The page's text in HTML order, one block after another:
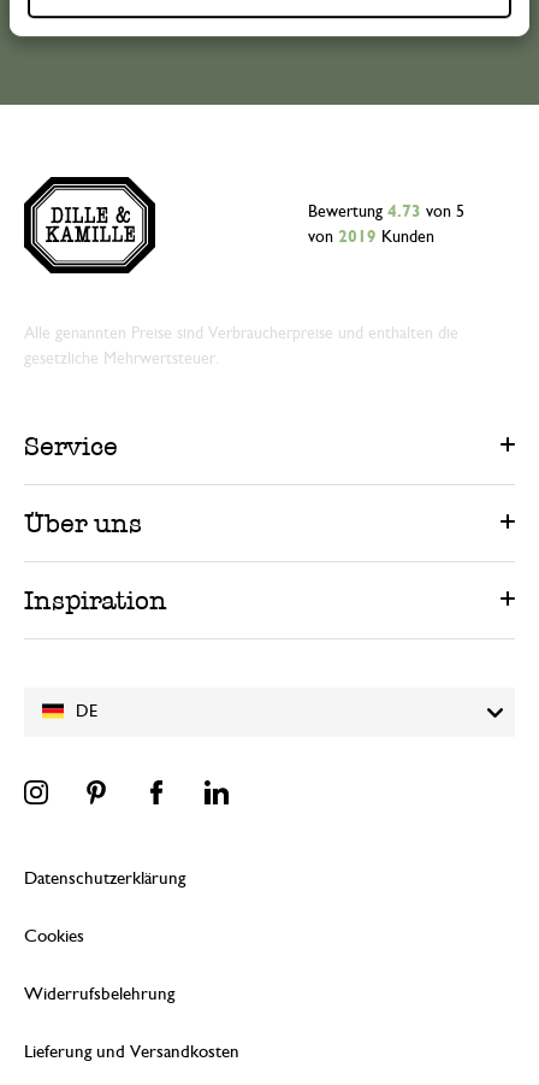
DE
Bewertung 4.73 von 5
von 2019 Kunden
Alle genannten Preise sind Verbraucherpreise und enthalten die
gesetzliche Mehrwertsteuer.
Service
Über uns
Inspiration
Datenschutzerklärung
Cookies
Widerrufsbelehrung
Lieferung und Versandkosten